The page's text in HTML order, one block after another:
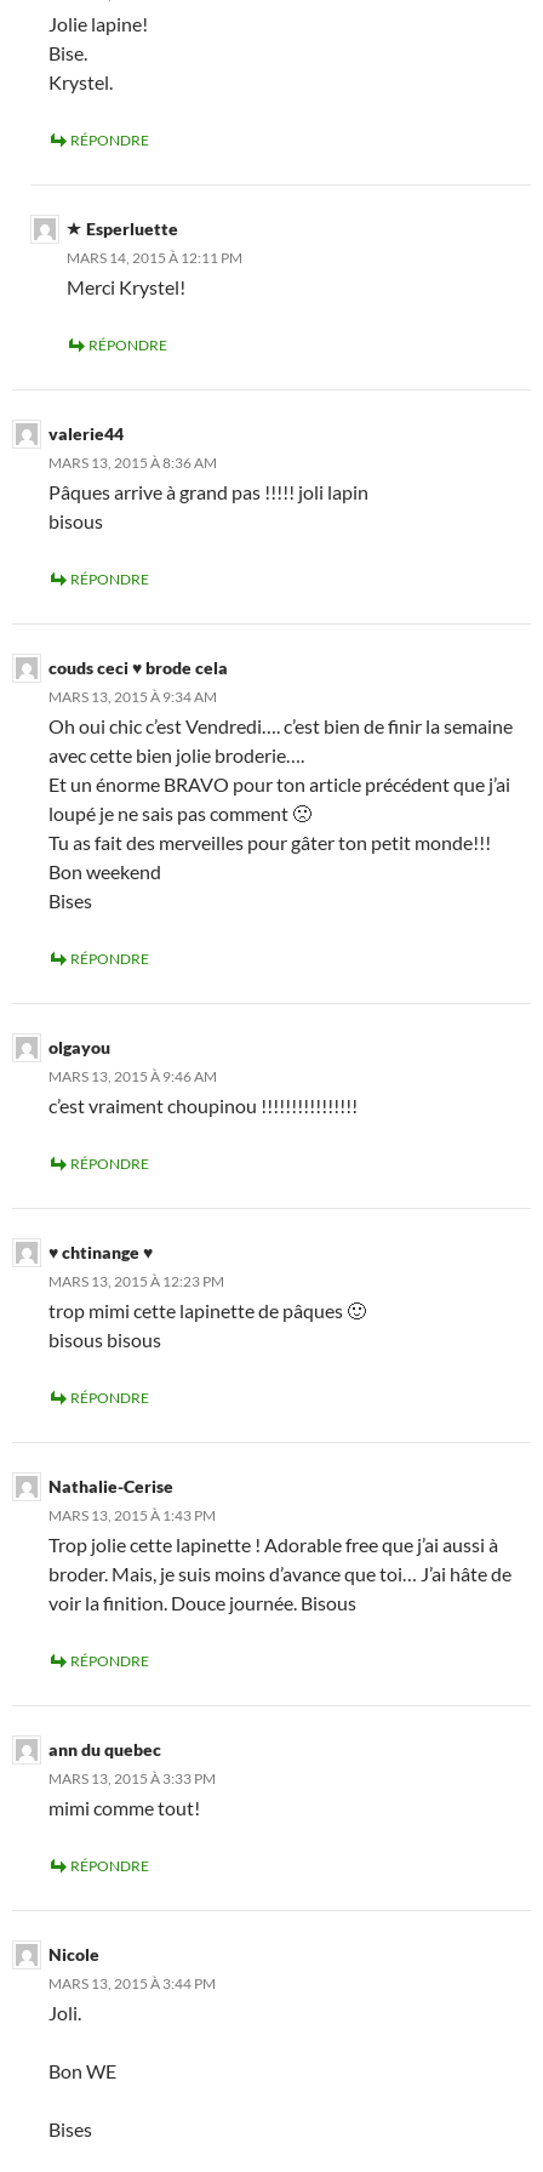
Jolie lapine!
Bise.
Krystel.
RÉPONDRE
Esperluette
MARS 14, 2015 À 12:11 PM
Merci Krystel!
RÉPONDRE
valerie44
MARS 13, 2015 À 8:36 AM
Pâques arrive à grand pas !!!!! joli lapin
bisous
RÉPONDRE
couds ceci ♥ brode cela
MARS 13, 2015 À 9:34 AM
Oh oui chic c’est Vendredi…. c’est bien de finir la semaine
avec cette bien jolie broderie….
Et un énorme BRAVO pour ton article précédent que j’ai
loupé je ne sais pas comment 🙁
Tu as fait des merveilles pour gâter ton petit monde!!!
Bon weekend
Bises
RÉPONDRE
olgayou
MARS 13, 2015 À 9:46 AM
c’est vraiment choupinou !!!!!!!!!!!!!!!!
RÉPONDRE
♥ chtinange ♥
MARS 13, 2015 À 12:23 PM
trop mimi cette lapinette de pâques 🙂
bisous bisous
RÉPONDRE
Nathalie-Cerise
MARS 13, 2015 À 1:43 PM
Trop jolie cette lapinette ! Adorable free que j’ai aussi à
broder. Mais, je suis moins d’avance que toi… J’ai hâte de
voir la finition. Douce journée. Bisous
RÉPONDRE
ann du quebec
MARS 13, 2015 À 3:33 PM
mimi comme tout!
RÉPONDRE
Nicole
MARS 13, 2015 À 3:44 PM
Joli.
Bon WE
Bises